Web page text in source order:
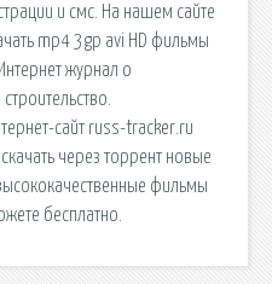
и смс. На нашем сайте
mp4 3gp avi HD фильмы
журнал о
сайт russ-tracker.ru
через торрент новые
фильмы
бесплатно.